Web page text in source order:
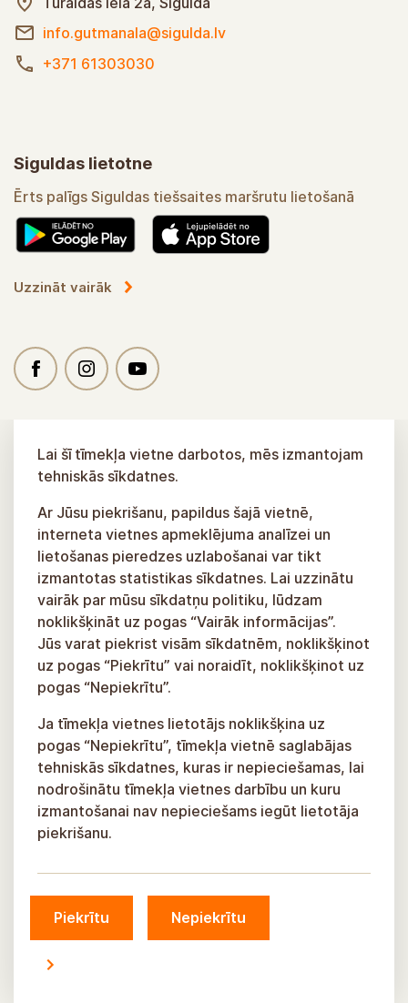
info.gutmanala@sigulda.lv
+371 61303030
Siguldas lietotne
Ērts palīgs Siguldas tiešsaites maršrutu lietošanā
Uzzināt vairāk
Lai šī tīmekļa vietne darbotos, mēs izmantojam
tehniskās sīkdatnes.
Ar Jūsu piekrišanu, papildus šajā vietnē,
interneta vietnes apmeklējuma analīzei un
lietošanas pieredzes uzlabošanai var tikt
izmantotas statistikas sīkdatnes. Lai uzzinātu
vairāk par mūsu sīkdatņu politiku, lūdzam
noklikšķināt uz pogas “Vairāk informācijas”.
Jūs varat piekrist visām sīkdatnēm, noklikšķinot
uz pogas “Piekrītu” vai noraidīt, noklikšķinot uz
pogas “Nepiekrītu”.
Ja tīmekļa vietnes lietotājs noklikšķina uz
pogas “Nepiekrītu”, tīmekļa vietnē saglabājas
tehniskās sīkdatnes, kuras ir nepieciešamas, lai
nodrošinātu tīmekļa vietnes darbību un kuru
izmantošanai nav nepieciešams iegūt lietotāja
piekrišanu.
Piekrītu Nepiekrītu